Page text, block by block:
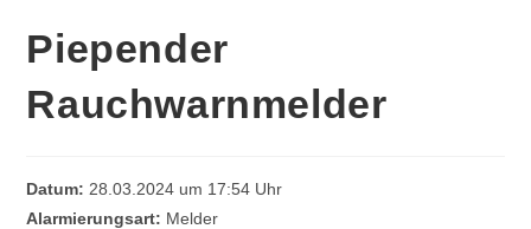
Piepender
Rauchwarnmelder
Datum: 28.03.2024 um 17:54 Uhr
Alarmierungsart: Melder